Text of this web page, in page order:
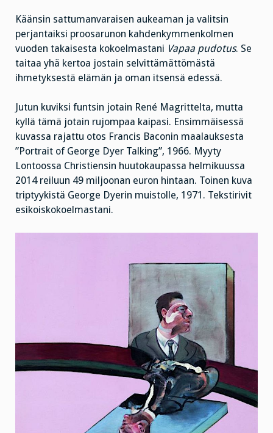
Käänsin sattumanvaraisen aukeaman ja valitsin
perjantaiksi proosarunon kahdenkymmenkolmen
vuoden takaisesta kokoelmastani Vapaa pudotus. Se
taitaa yhä kertoa jostain selvittämättömästä
ihmetyksestä elämän ja oman itsensä edessä.
Jutun kuviksi funtsin jotain René Magrittelta, mutta
kyllä tämä jotain rujompaa kaipasi. Ensimmäisessä
kuvassa rajattu otos Francis Baconin maalauksesta
”Portrait of George Dyer Talking”, 1966. Myyty
Lontoossa Christiensin huutokaupassa helmikuussa
2014 reiluun 49 miljoonan euron hintaan. Toinen kuva
triptyykistä George Dyerin muistolle, 1971. Tekstirivit
esikoiskokoelmastani.